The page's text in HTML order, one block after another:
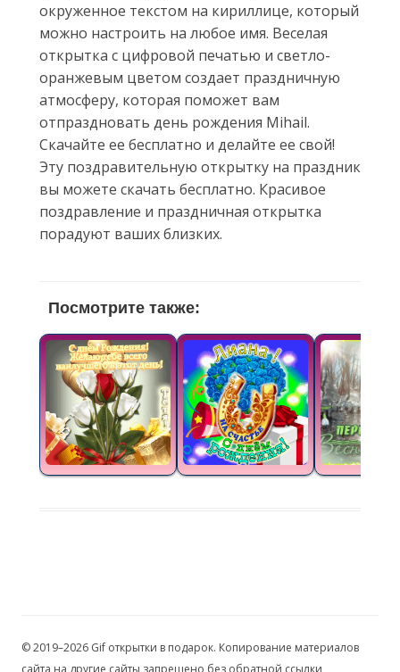
окруженное текстом на кириллице, который
можно настроить на любое имя. Веселая
открытка с цифровой печатью и светло-
оранжевым цветом создает праздничную
атмосферу, которая поможет вам
отпраздновать день рождения Mihail.
Скачайте ее бесплатно и делайте ее свой!
Эту поздравительную открытку на праздник
вы можете скачать бесплатно. Красивое
поздравление и праздничная открытка
порадуют ваших близких.
Посмотрите также:
© 2019–2026 Gif открытки в подарок. Копирование материалов
сайта на другие сайты запрещено без обратной ссылки